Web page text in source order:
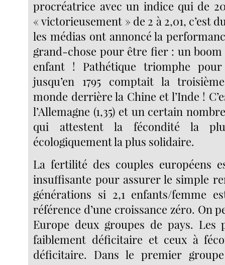
procréatrice avec un indice qui de
« victorieusement » de 2 à 2,01, c’est
les médias ont annoncé la
grand-chose pour être fier : un boom
enfant ! Pathétique triomphe pour
jusqu’en 1795 comptait la
monde derrière la Chine et l’Inde !
l’Allemagne (1,35) et un certain
qui attestent la fécondité la
écologiquement la plus solidaire.
La fertilité des couples européens
insuffisante pour assurer le simple
générations si 2,1 enfants/femme
référence d’une croissance zéro. On
Europe deux groupes de pays. Les
faiblement déficitaire et ceux à
déficitaire. Dans le premier